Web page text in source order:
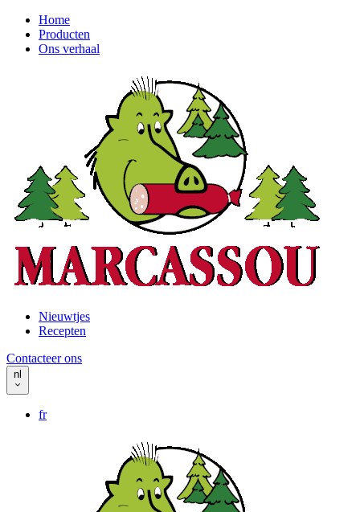
naar
Header
Home
Producten
Ons verhaal
Header
right
Nieuwtjes
Recepten
Contacteer ons
nl
fr